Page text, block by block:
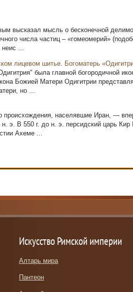
высказал мысль о бесконечной
числа частиц – «гомеомерий»
неис ...
лицевом шитье. Богоматерь
была главной богородичной
Божией Матери Одигитрии
но ...
происхождения, населявшие Иран, —
э. В 550 г. до н. э. персидский царь Кир
Ахеме ...
Искусство Римской империи
Алтарь мира
Пантеон